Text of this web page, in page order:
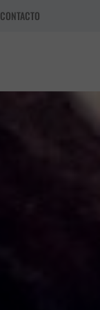
CONTACTO